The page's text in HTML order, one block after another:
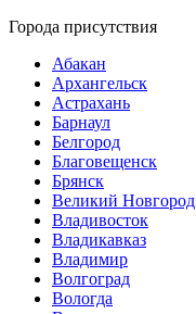
Города присутствия
Абакан
Архангельск
Астрахань
Барнаул
Белгород
Благовещенск
Брянск
Великий Новгород
Владивосток
Владикавказ
Владимир
Волгоград
Вологда